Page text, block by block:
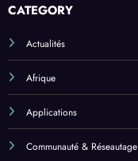
CATEGORY
Actualités
Afrique
Applications
Communauté & Réseautage